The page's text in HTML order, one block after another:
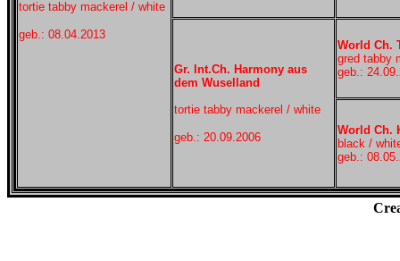
tortie tabby mackerel / white
geb.: 08.04.2013
Gr. Int.Ch. Harmony aus
dem Wuselland
tortie tabby mackerel / white
geb.: 20.09.2006
World Ch.
gred tabby
geb.:
World Ch.
black /
geb.: